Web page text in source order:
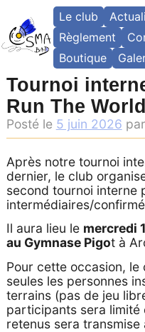
content
Le club
Règlement
Boutique
Tournoi
Run The World
Posté le 5 juin 2026 par
Après notre tournoi
dernier, le club
second tournoi interne
intermédiaires/
Il aura lieu le mercredi
au Gymnase Pigot à
Pour cette occasion,
seules les personnes
terrains (pas de jeu
participants sera
retenus sera transmise